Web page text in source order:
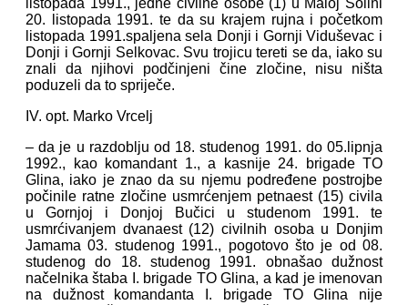
listopada 1991., jedne civilne osobe (1) u Maloj Solini
20. listopada 1991. te da su krajem rujna i početkom
listopada 1991.spaljena sela Donji i Gornji Viduševac i
Donji i Gornji Selkovac. Svu trojicu tereti se da, iako su
znali da njihovi podčinjeni čine zločine, nisu ništa
poduzeli da to spriječe.
IV. opt. Marko Vrcelj
– da je u razdoblju od 18. studenog 1991. do 05.lipnja
1992., kao komandant 1., a kasnije 24. brigade TO
Glina, iako je znao da su njemu podređene postrojbe
počinile ratne zločine usmrćenjem petnaest (15) civila
u Gornjoj i Donjoj Bučici u studenom 1991. te
usmrćivanjem dvanaest (12) civilnih osoba u Donjim
Jamama 03. studenog 1991., pogotovo što je od 08.
studenog do 18. studenog 1991. obnašao dužnost
načelnika štaba I. brigade TO Glina, a kad je imenovan
na dužnost komandanta I. brigade TO Glina nije